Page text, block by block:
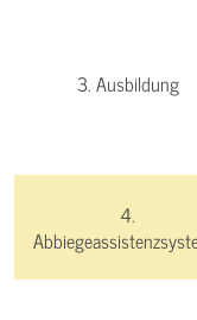
3. Ausbildung
4.